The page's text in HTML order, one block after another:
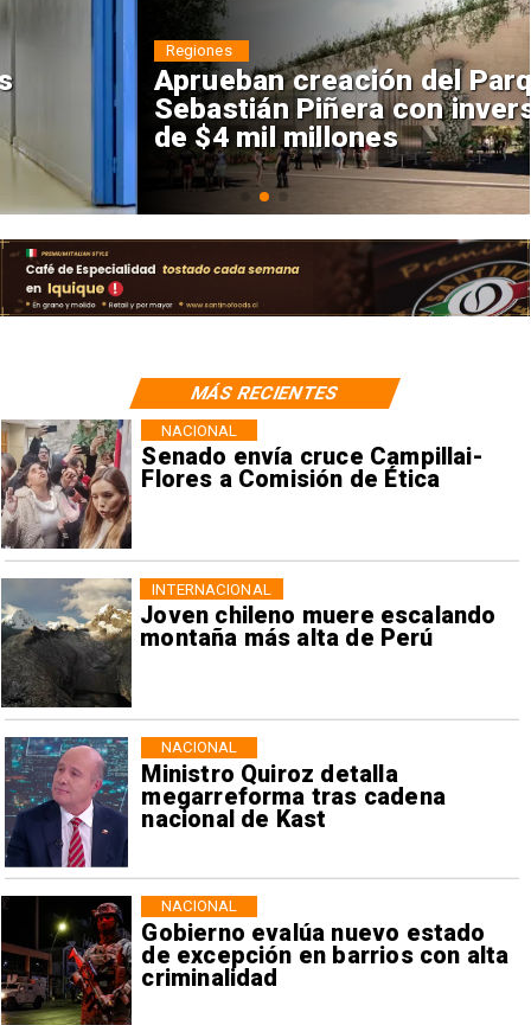
Aprueban creación del Parque
Sebastián Piñera con inversión
de $4 mil millones
Senado envía cruce Campillai-
Flores a Comisión de Ética
NACIONAL
Joven chileno muere escalando
montaña más alta de Perú
INTERNACIONAL
Ministro Quiroz detalla
megarreforma tras cadena
nacional de Kast
NACIONAL
Gobierno evalúa nuevo estado
de excepción en barrios con alta
criminalidad
NACIONAL
MÁS RECIENTES